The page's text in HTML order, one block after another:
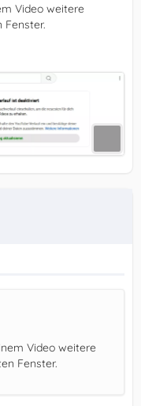
Video weitere
Fenster.
Video weitere
Fenster.